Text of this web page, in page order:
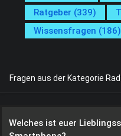
Ratgeber (339)
Wissensfragen (186)
Fragen aus der Kategorie
Welches ist euer